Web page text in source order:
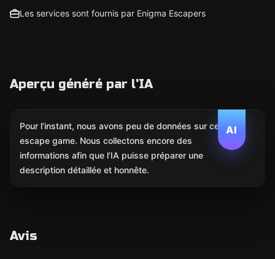
Les services sont fournis par Enigma Escapers
Aperçu généré par l'IA
AI
Pour l’instant, nous avons peu de données sur cet
escape game. Nous collectons encore des
informations afin que l’IA puisse préparer une
description détaillée et honnête.
Avis